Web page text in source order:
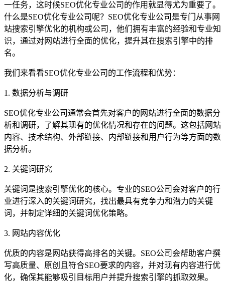
一任务，这时候SEO优化专业公司的作用就显得尤为重要了。
什么是SEO优化专业公司呢？SEO优化专业公司是专门从事网
站搜索引擎优化的机构或公司，他们拥有丰富的经验和专业知
识，通过对网站进行全面的优化，提升其在搜索引擎中的排
名。
我们来看看SEO优化专业公司的工作流程和优势：
1. 数据分析与调研
SEO优化专业公司通常会首先对客户的网站进行全面的数据分
析和调研，了解其现有的优化情况和存在的问题。这包括网站
内容、技术结构、外部链接、内部链接和用户行为等方面的数
据分析。
2. 关键词研究
关键词是搜索引擎优化的核心。专业的SEO公司会对客户的行
业进行深入的关键词研究，找出最具有竞争力和潜力的关键
词，并制定详细的关键词优化策略。
3. 网站内容优化
优质的内容是网站获得高排名的关键。SEO公司会帮助客户撰
写高质量、原创且符合SEO要求的内容，并对现有内容进行优
化，确保其能够吸引目标用户并提升搜索引擎的抓取效果。